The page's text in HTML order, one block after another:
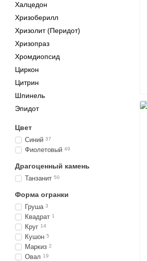
Халцедон
Хризоберилл
Хризолит (Перидот)
Хризопраз
Хромдиопсид
Циркон
Цитрин
Шпинель
Эпидот
Цвет
Синий 37
Фиолетовый 49
Драгоценный камень
Танзанит 50
Форма огранки
Груша 3
Квадрат 1
Круг 14
Кушон 5
Маркиз 2
Овал 19